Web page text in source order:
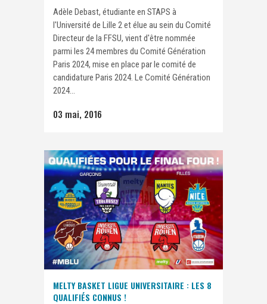
Adèle Debast, étudiante en STAPS à
l'Université de Lille 2 et élue au sein du Comité
Directeur de la FFSU, vient d'être nommée
parmi les 24 membres du Comité Génération
Paris 2024, mise en place par le comité de
candidature Paris 2024. Le Comité Génération
2024...
03 mai, 2016
MELTY BASKET LIGUE UNIVERSITAIRE : LES 8
QUALIFIÉS CONNUS !